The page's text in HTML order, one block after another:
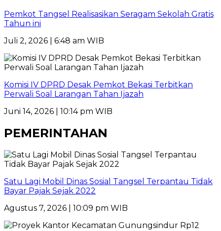
Pemkot Tangsel Realisasikan Seragam Sekolah Gratis
Tahun ini
Juli 2, 2026 | 6:48 am WIB
Komisi IV DPRD Desak Pemkot Bekasi Terbitkan
Perwali Soal Larangan Tahan Ijazah
Juni 14, 2026 | 10:14 pm WIB
PEMERINTAHAN
Satu Lagi Mobil Dinas Sosial Tangsel Terpantau Tidak
Bayar Pajak Sejak 2022
Agustus 7, 2026 | 10:09 pm WIB